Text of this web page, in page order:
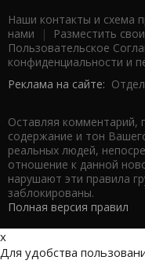
Наши контакты и схема
нами | Разместить
Пользовательское
конфиденциальности и
Реклама на сайте:
Оставляя комментарий,
содержание и тон
реальных людей,
отношение к данной
нарушают эти правила
заблокированы.
Полная версия правил
x
Для удобства